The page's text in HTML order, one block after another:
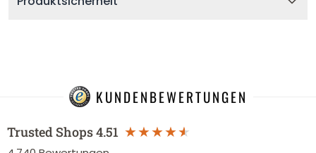
KUNDENBEWERTUNGEN
Trusted Shops4.51